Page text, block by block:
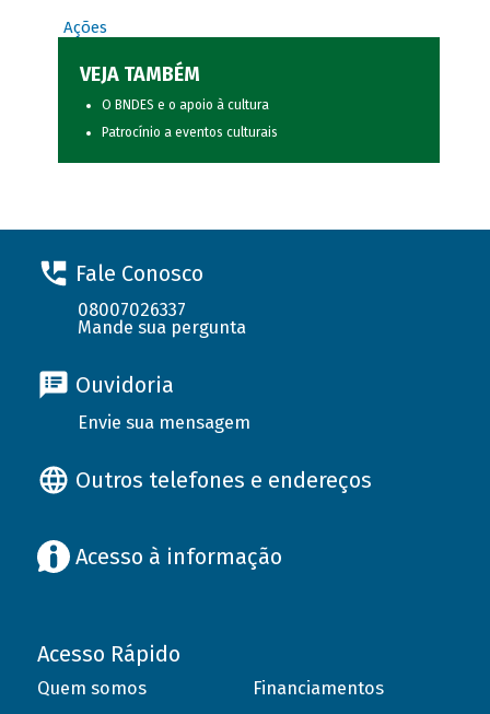
Ações
VEJA TAMBÉM
O BNDES e o apoio à cultura
Patrocínio a eventos culturais
Fale Conosco
08007026337
Mande sua pergunta
Ouvidoria
Envie sua mensagem
Outros telefones e endereços
Acesso à informação
Acesso Rápido
Quem somos
Financiamentos